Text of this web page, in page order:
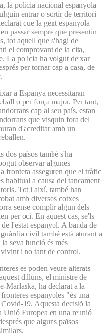
la policia nacional espanyola
entrar o sortir de territori
que la gent espanyola
passar sempre que presentin
tot aquell que s'hagi de
el comprovant de la cita,
La policia ha volgut deixar
per tornar cap a casa, de
a Espanya necessitaran
o per força major. Per tant,
cap al seu país, estan
que visquin fora del
d'acreditar amb un
dos països també s'ha
observar algunes
frontera asseguren que el tràfic
habitual a causa del tancament
Tot i així, també han
amb diversos cotxes
sense complir algun dels
per oci. En aquest cas, se'ls
l'estat espanyol. A banda de
civil també està aturant a
seva funció és més
i no tant de control.
es poden veure alterats
dilluns, el ministre de
Marlaska, ha declarat a la
espanyoles "és una
19. Aquesta decisió la
Unió Europea en una reunió
que alguns països